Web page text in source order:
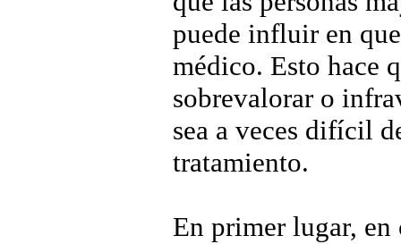
puede influir en
médico. Esto hace
sobrevalorar o
sea a veces difícil
tratamiento.
En primer lugar,